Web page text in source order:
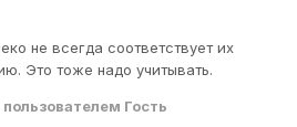
не всегда соответствует их
Это тоже надо учитывать.
пользователем Гость